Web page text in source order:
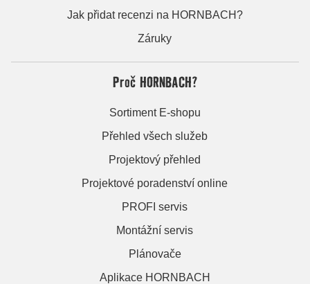
Jak přidat recenzi na HORNBACH?
Záruky
Proč HORNBACH?
Sortiment E-shopu
Přehled všech služeb
Projektový přehled
Projektové poradenství online
PROFI servis
Montážní servis
Plánovače
Aplikace HORNBACH